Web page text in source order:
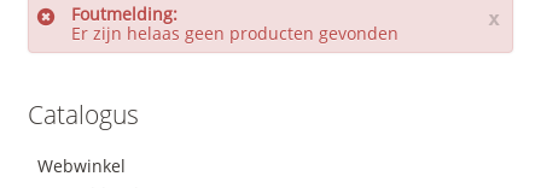
Foutmelding:
Er zijn helaas geen producten gevonden
x
Catalogus
Webwinkel